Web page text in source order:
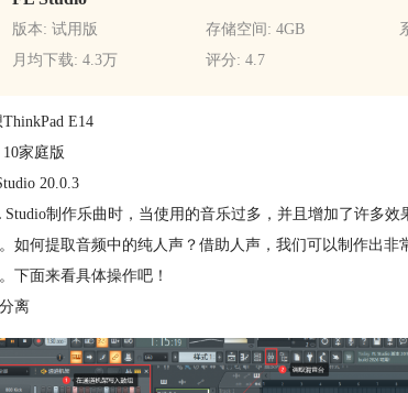
版本: 试用版 存储空间: 4GB
月均下载: 4.3万
评分: 4.7
E14
家庭版
20.0.3
Studio制作乐曲时，当使用的音乐过多，并且增加了许多
如何提取音频中的纯人声？借助人声，我们可以制作出
下面来看具体操作吧！
离